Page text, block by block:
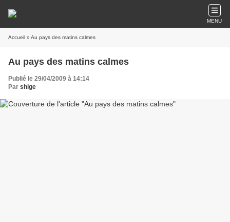
MENU
Accueil » Au pays des matins calmes
Au pays des matins calmes
Publié le 29/04/2009 à 14:14
Par shige